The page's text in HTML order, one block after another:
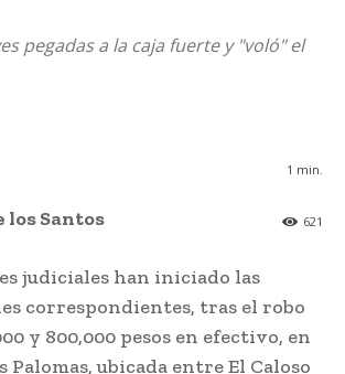
pegadas a la caja fuerte y "voló" el
1 min.
621
los Santos
judiciales han iniciado las
correspondientes, tras el robo
y 800,000 pesos en efectivo, en
Palomas, ubicada entre El Caloso